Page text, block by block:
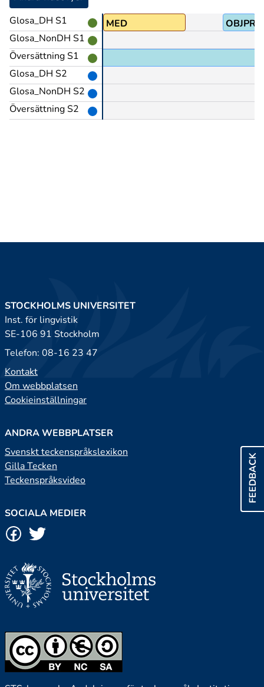
Glosa_DH S1
Glosa_NonDH S1
Översättning S1
Glosa_DH S2
Glosa_NonDH S2
Översättning S2
MED
FEEDBACK
STOCKHOLMS UNIVERSITET
Inst. för lingvistik
SE-106 91 Stockholm
Telefon: 08-16 23 47
Kontakt
Om webbplatsen
Cookieinställningar
ANDRA WEBBPLATSER
Svenskt teckenspråkslexikon
Gilla Tecken
Teckenspråksvideo
SOCIALA MEDIER